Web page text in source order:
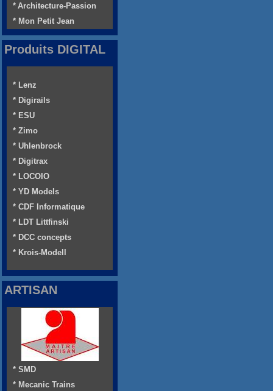
* Architecture-Passion
* Mon Petit Jean
Produits DIGITAL
* Lenz
* Digirails
* ESU
* Zimo
* Uhlenbrock
* Digitrax
* LOCOIO
* YD Models
* CDF Informatique
* LDT Littfinski
* DCC concepts
* Krois-Modell
ARTISAN
* SMD
* Mecanic Trains